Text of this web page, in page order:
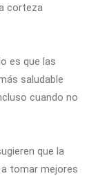
corteza
es que las
saludable
cuando no
que la
a tomar mejores